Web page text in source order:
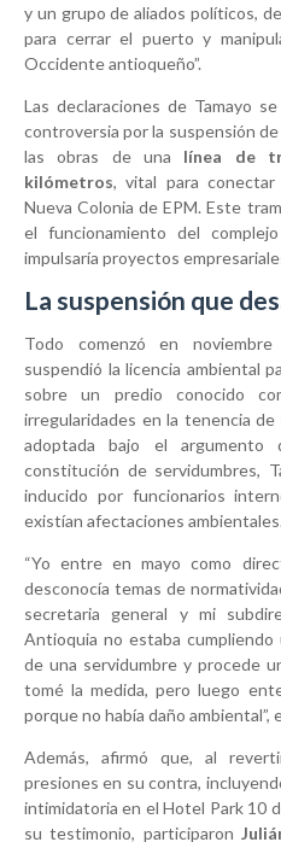
y un grupo de aliados políticos,
para cerrar el puerto y
Occidente antioqueño”.
Las declaraciones de Tamayo
controversia por la suspensión
las obras de una línea de
kilómetros, vital para
Nueva Colonia de EPM. Este
el funcionamiento del
impulsaría proyectos
La suspensión que
Todo comenzó en noviembre
suspendió la licencia ambiental
sobre un predio conocido
irregularidades en la tenencia
adoptada bajo el
constitución de servidumbres,
inducido por funcionarios
existían afectaciones
“Yo entre en mayo como
desconocía temas de
secretaria general y mi
Antioquia no estaba
de una servidumbre y procede
tomé la medida, pero luego
porque no había daño ambiental”,
Además, afirmó que, al
presiones en su contra,
intimidatoria en el Hotel Park 10
su testimonio, participaron